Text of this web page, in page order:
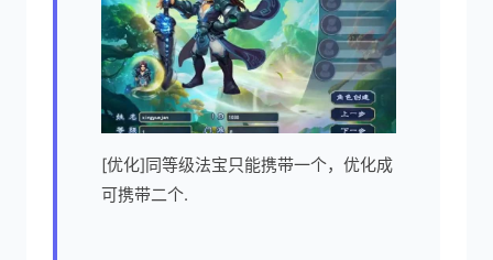
[优化]同等级法宝只能携带一个，优化成
可携带二个.